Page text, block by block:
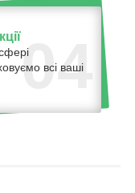
04
всі ваші